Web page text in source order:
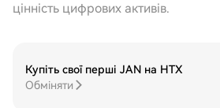
цінність цифрових активів.
Купіть свої перші JAN на HTX
Обміняти